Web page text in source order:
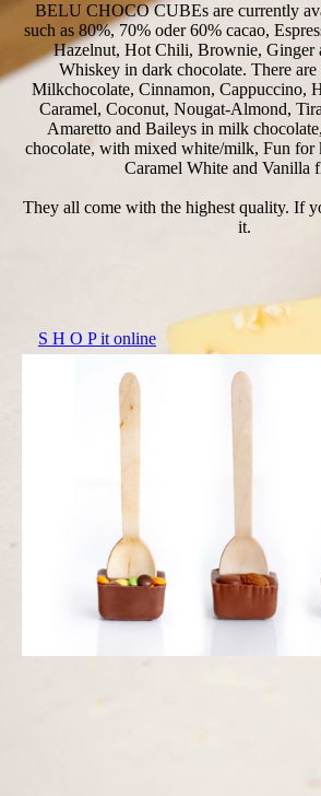
BELU CHOCO CUBEs are currently
such as 80%, 70% oder 60% cacao,
Hazelnut, Hot Chili, Brownie, Ginger
Whiskey in dark chocolate. There
Milkchocolate, Cinnamon, Cappuccino,
Caramel, Coconut, Nougat-Almond,
Amaretto and Baileys in milk
chocolate, with mixed white/milk, Fun for
Caramel White and Vanilla
They all come with the highest quality. If
it.
S H O P it online